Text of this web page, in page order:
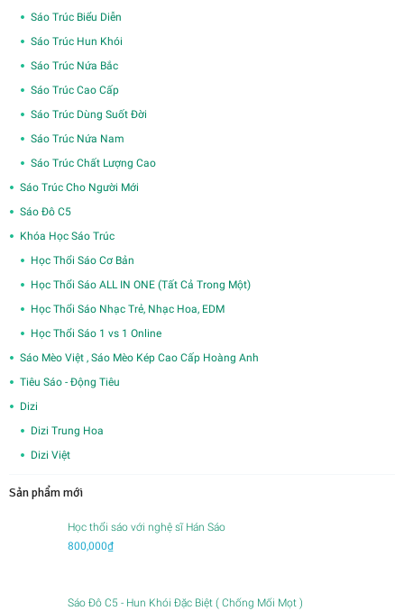
Sáo Trúc Biểu Diễn
Sáo Trúc Hun Khói
Sáo Trúc Nứa Bắc
Sáo Trúc Cao Cấp
Sáo Trúc Dùng Suốt Đời
Sáo Trúc Nứa Nam
Sáo Trúc Chất Lượng Cao
Sáo Trúc Cho Người Mới
Sáo Đô C5
Khóa Học Sáo Trúc
Học Thổi Sáo Cơ Bản
Học Thổi Sáo ALL IN ONE (Tất Cả Trong Một)
Học Thổi Sáo Nhạc Trẻ, Nhạc Hoa, EDM
Học Thổi Sáo 1 vs 1 Online
Sáo Mèo Việt , Sáo Mèo Kép Cao Cấp Hoàng Anh
Tiêu Sáo - Động Tiêu
Dizi
Dizi Trung Hoa
Dizi Việt
Sản phẩm mới
Học thổi sáo với nghệ sĩ Hán Sáo
800,000₫
Sáo Đô C5 - Hun Khói Đặc Biệt ( Chống Mối Mọt )